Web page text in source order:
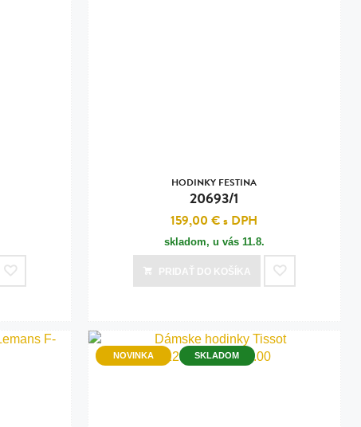
HODINKY FESTINA
20693/1
159,00 €s DPH
skladom, u vás 11.8.
PRIDAŤDO KOŠÍKA
NOVINKA SKLADOM